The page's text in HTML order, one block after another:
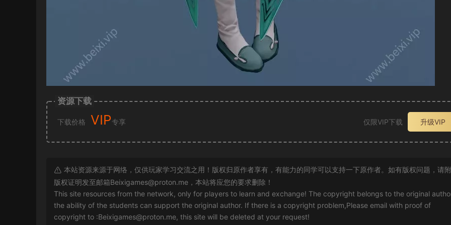
资源下载
下载价格 VIP专享 仅限VIP下载 升级VIP
本站资源来源于网络，仅供玩家学习交流之用！版权归原作者享有，有能力的同学可以支持一下原作者。如有版权问题，请
版权证明发至邮箱Beixigames@proton.me ，本站将应您的要求删除！
This site resources from the network, only for players to learn and exchange! The copyright belongs to the original
the ability of the students can support the original author. If there is a copyright problem,Please email with proof of
copyright to :Beixigames@proton.me, this site will be deleted at your request!